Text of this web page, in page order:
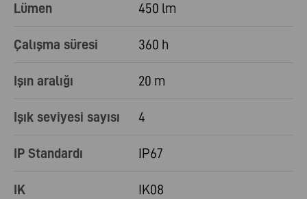
Lümen 450 lm
Çalışma süresi 360 h
Işın aralığı 20 m
Işık seviyesi sayısı 4
IP Standardı IP67
IK
IK08